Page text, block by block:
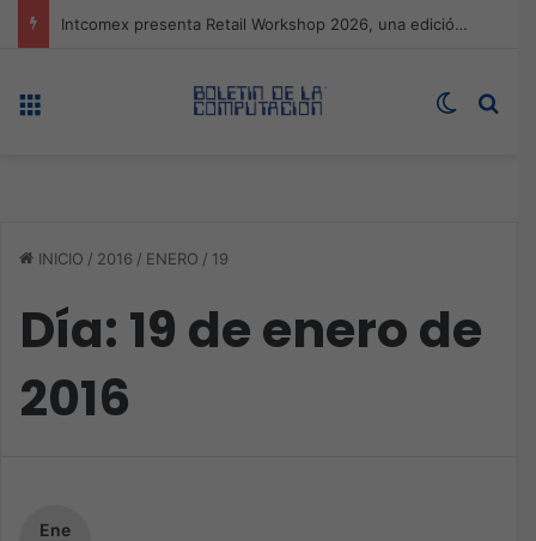
Expo technology CDMX, nueva sede con récord de audiencia
Switch
INICIO / 2016 / ENERO / 19
Día: 19 de enero de
2016
Ene